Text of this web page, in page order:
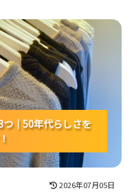
8つ｜50年代らしさ
なしのコツ！
つ｜50年代らしさを
つ｜50年代らしさを
つ｜50年代らしさを
2026年07月05日